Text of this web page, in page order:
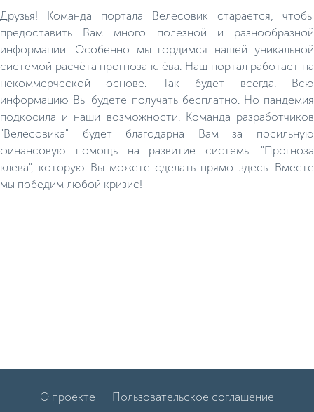
Друзья! Команда портала Велесовик старается, чтобы
предоставить Вам много полезной и разнообразной
информации. Особенно мы гордимся нашей уникальной
системой расчёта прогноза клёва. Наш портал работает на
некоммерческой основе. Так будет всегда. Всю
информацию Вы будете получать бесплатно. Но пандемия
подкосила и наши возможности. Команда разработчиков
"Велесовика" будет благодарна Вам за посильную
финансовую помощь на развитие системы "Прогноза
клева", которую Вы можете сделать прямо здесь. Вместе
мы победим любой кризис!
О проекте Пользовательское соглашение